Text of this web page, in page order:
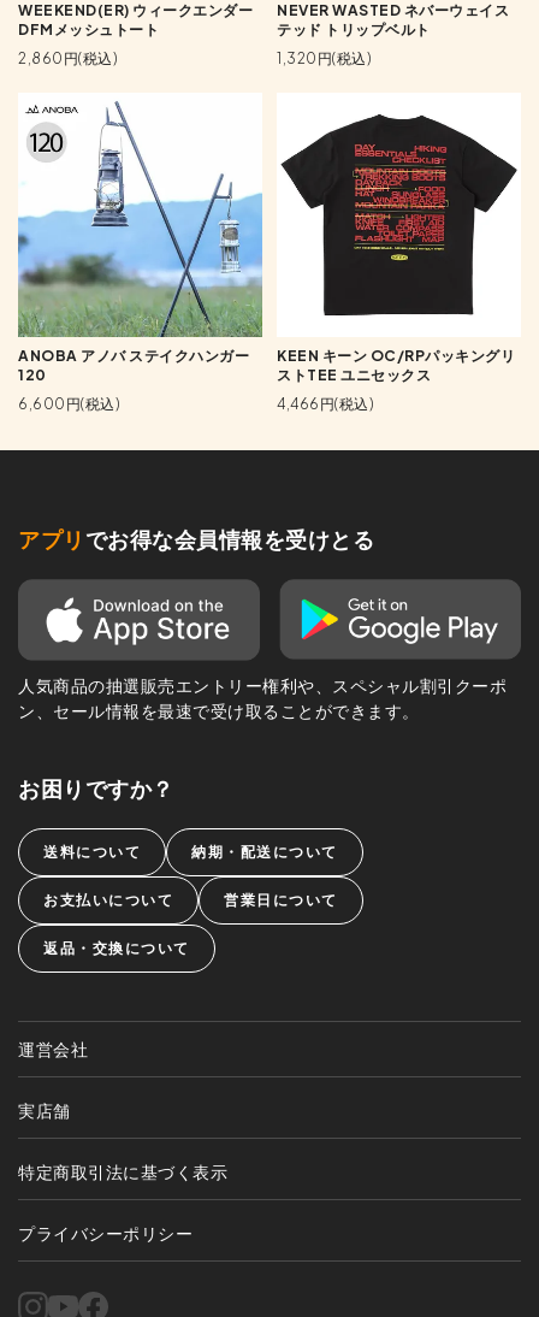
WEEKEND(ER) ウィークエンダー
DFMメッシュトート
2,860円(税込)
NEVER WASTED ネバーウェイス
テッド トリップベルト
1,320円(税込)
ANOBA アノバ ステイクハンガー
120
6,600円(税込)
KEEN キーン OC/RPパッキングリ
ストTEE ユニセックス
4,466円(税込)
アプリ でお得な会員情報を受けとる
人気商品の抽選販売エントリー権利や、スペシャル割引クーポ
ン、セール情報を最速で受け取ることができます。
お困りですか？
送料について 納期・配送について
お支払いについて 営業日について
返品・交換について
運営会社
実店舗
特定商取引法に基づく表示
プライバシーポリシー